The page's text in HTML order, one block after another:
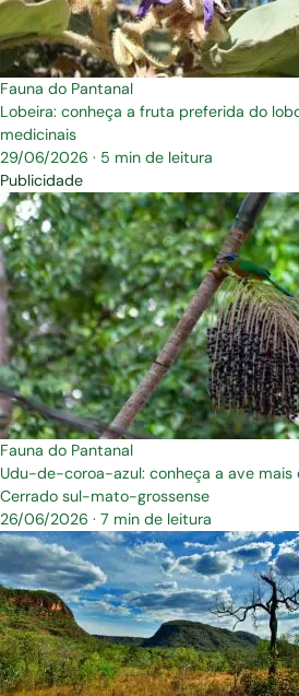
Fauna do Pantanal
Lobeira: conheça a fruta preferida do
medicinais
29/06/2026 · 5 min de leitura
Publicidade
Fauna do Pantanal
Udu-de-coroa-azul: conheça a ave mais
Cerrado sul-mato-grossense
26/06/2026 · 7 min de leitura